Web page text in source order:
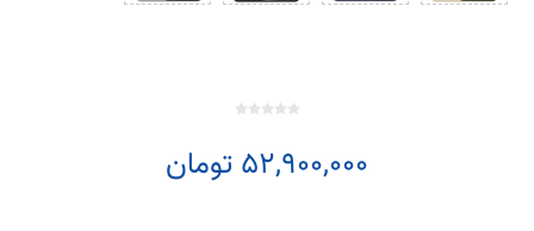
52,900,000 تومان